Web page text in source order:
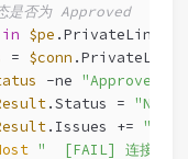
是否为 Approved
in $pe
= $conn
-ne "Approved"
.Status =
.Issues += "连
"  [FAIL] 连接状